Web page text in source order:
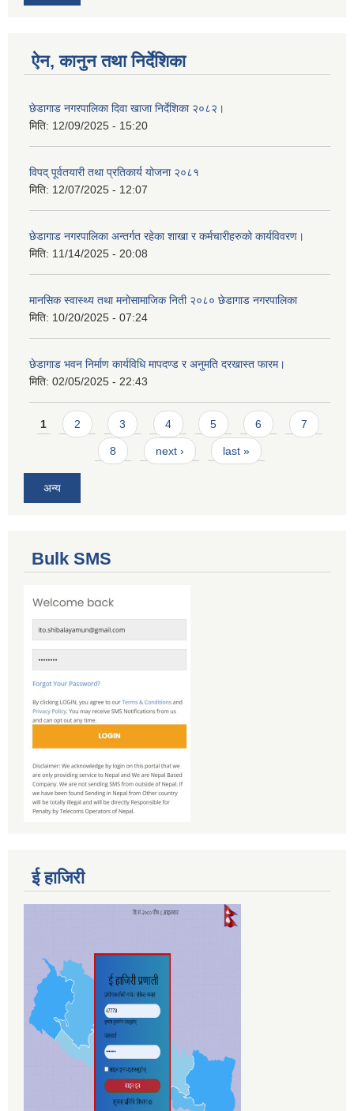
ऐन, कानुन तथा निर्देशिका
छेडागाड नगरपालिका दिवा खाजा निर्देशिका २०८२।
मिति: 12/09/2025 - 15:20
विपद् पूर्वतयारी तथा प्रतिकार्य योजना २०८१
मिति: 12/07/2025 - 12:07
छेडागाड नगरपालिका अन्तर्गत रहेका शाखा र कर्मचारीहरुको कार्यविवरण।
मिति: 11/14/2025 - 20:08
मानसिक स्वास्थ्य तथा मनोसामाजिक निती २०८० छेडागाड नगरपालिका
मिति: 10/20/2025 - 07:24
छेडागाड भवन निर्माण कार्यविधि मापदण्ड र अनुमति दरखास्त फारम।
मिति: 02/05/2025 - 22:43
Pages
1 2 3 4 5 6 7
8 next › last »
अन्य
Bulk SMS
ई हाजिरी